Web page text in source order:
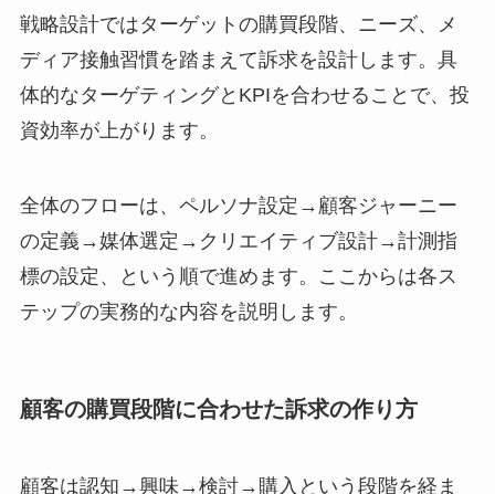
戦略設計ではターゲットの購買段階、ニーズ、メ
ディア接触習慣を踏まえて訴求を設計します。具
体的なターゲティングとKPIを合わせることで、投
資効率が上がります。
全体のフローは、ペルソナ設定→顧客ジャーニー
の定義→媒体選定→クリエイティブ設計→計測指
標の設定、という順で進めます。ここからは各ス
テップの実務的な内容を説明します。
顧客の購買段階に合わせた訴求の作り方
顧客は認知→興味→検討→購入という段階を経ま